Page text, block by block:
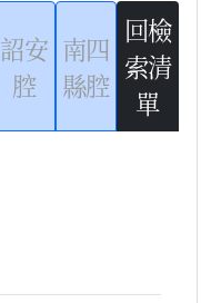
詔安
腔
南四
縣腔
回檢
索清
單